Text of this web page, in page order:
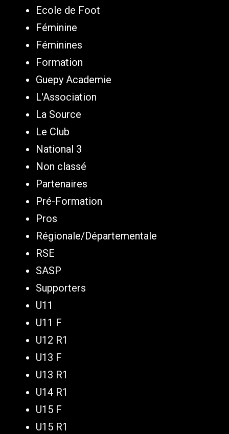
Ecole de Foot
Féminine
Féminines
Formation
Guepy Academie
L'Association
La Source
Le Club
National 3
Non classé
Partenaires
Pré-Formation
Pros
Régionale/Départementale
RSE
SASP
Supporters
U11
U11 F
U12 R1
U13 F
U13 R1
U14 R1
U15 F
U15 R1